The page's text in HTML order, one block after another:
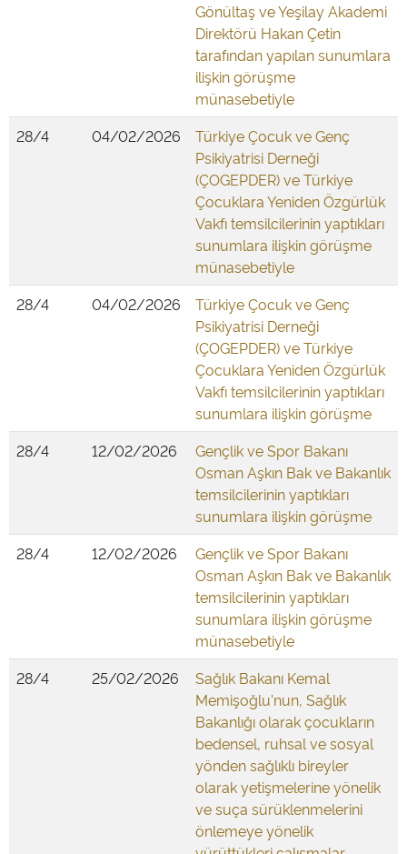
Gönültaş ve Yeşilay Akademi
Direktörü Hakan Çetin
tarafından yapılan sunumlara
ilişkin görüşme
münasebetiyle
28/4
04/02/2026
Türkiye Çocuk ve Genç
Psikiyatrisi Derneği
(ÇOGEPDER) ve Türkiye
Çocuklara Yeniden Özgürlük
Vakfı temsilcilerinin yaptıkları
sunumlara ilişkin görüşme
münasebetiyle
28/4
04/02/2026
Türkiye Çocuk ve Genç
Psikiyatrisi Derneği
(ÇOGEPDER) ve Türkiye
Çocuklara Yeniden Özgürlük
Vakfı temsilcilerinin yaptıkları
sunumlara ilişkin görüşme
28/4
12/02/2026
Gençlik ve Spor Bakanı
Osman Aşkın Bak ve Bakanlık
temsilcilerinin yaptıkları
sunumlara ilişkin görüşme
28/4
12/02/2026
Gençlik ve Spor Bakanı
Osman Aşkın Bak ve Bakanlık
temsilcilerinin yaptıkları
sunumlara ilişkin görüşme
münasebetiyle
28/4
25/02/2026
Sağlık Bakanı Kemal
Memişoğlu'nun, Sağlık
Bakanlığı olarak çocukların
bedensel, ruhsal ve sosyal
yönden sağlıklı bireyler
olarak yetişmelerine yönelik
ve suça sürüklenmelerini
önlemeye yönelik